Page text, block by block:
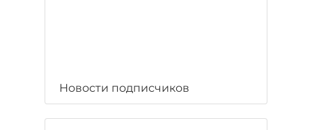
Новости подписчиков